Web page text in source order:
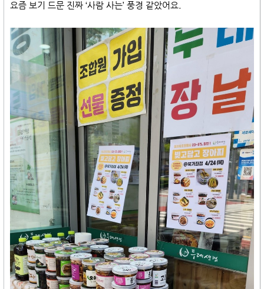
요즘 보기 드문 진짜 ‘사람 사는’ 풍경 같았어요.